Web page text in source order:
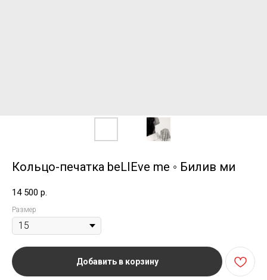
Кольцо-печатка beLIEve me ◦ Билив ми
14 500 р.
Размер
Добавить в корзину